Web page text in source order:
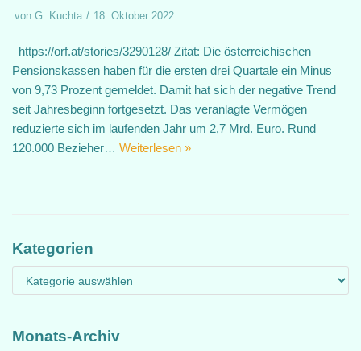
von G. Kuchta 18. Oktober 2022
https://orf.at/stories/3290128/ Zitat: Die österreichischen
Pensionskassen haben für die ersten drei Quartale ein Minus
von 9,73 Prozent gemeldet. Damit hat sich der negative Trend
seit Jahresbeginn fortgesetzt. Das veranlagte Vermögen
reduzierte sich im laufenden Jahr um 2,7 Mrd. Euro. Rund
120.000 Bezieher… Weiterlesen »
Kategorien
Monats-Archiv